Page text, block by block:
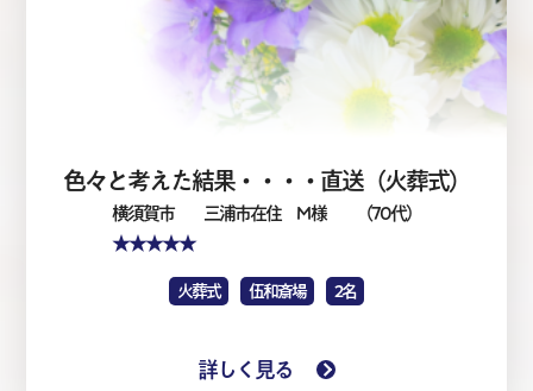
色々と考えた結果・・・・直送（火葬式）
横須賀市 三浦市在住 M 様 （70代）
★★★★★
火葬式 伍和斎場 2名
詳しく見る